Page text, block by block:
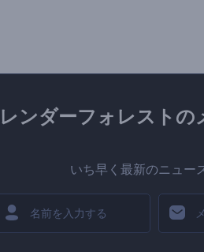
レンダーフォレスト
いち早く最新のニュー